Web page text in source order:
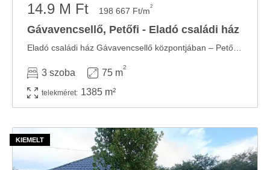
14.9 M Ft 198 667 Ft/m2
Gávavencsellő, Petőfi - Eladó családi ház
3 szoba 75 m
2
telekméret: 1385 m²